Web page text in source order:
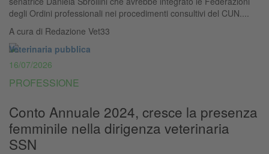
degli Ordini professionali nei procedimenti consultivi del CUN....
A cura di Redazione Vet33
Veterinaria pubblica
16/07/2026
PROFESSIONE
Conto Annuale 2024, cresce la presenza
femminile nella dirigenza veterinaria
SSN